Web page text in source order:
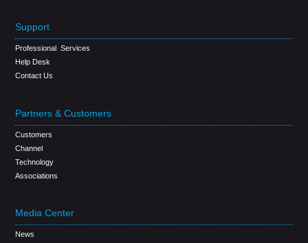
Support
Professional Services
Help Desk
Contact Us
Partners & Customers
Customers
Channel
Technology
Associations
Media Center
News